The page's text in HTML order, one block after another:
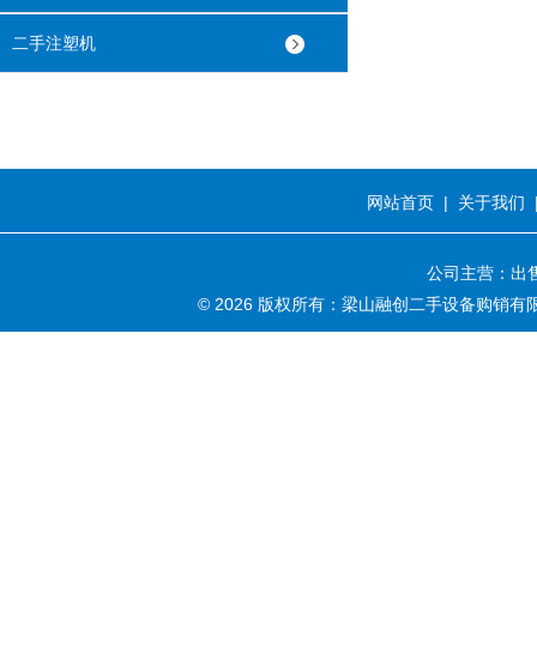
二手注塑机
网站首页 | 关于我们
公司主营：出
© 2026 版权所有：梁山融创二手设备购销